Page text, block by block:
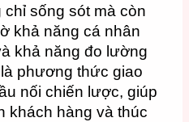
sống sót mà còn
khả năng cá nhân
khả năng đo lường
phương thức giao
nối chiến lược, giúp
khách hàng và thúc